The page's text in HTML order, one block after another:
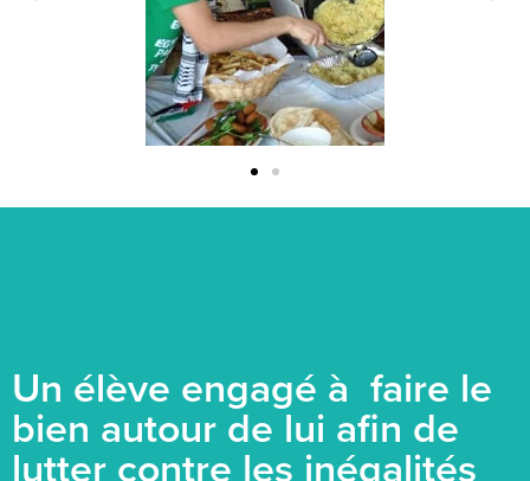
Un élève engagé à faire le
bien autour de lui afin de
lutter contre les inégalités